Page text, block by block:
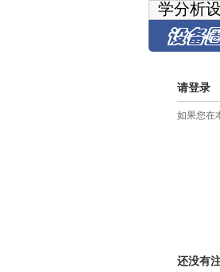
学分析
请登录
如果您在
还没有